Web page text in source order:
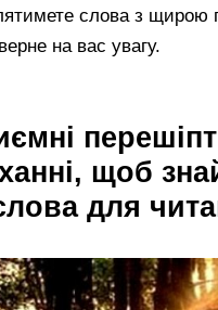
слова з щирою
на вас увагу.
щоб
для